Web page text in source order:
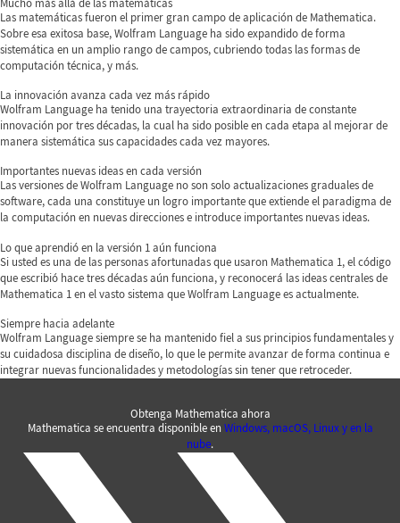
Las matemáticas fueron el primer gran campo de aplicación de Mathematica.
Sobre esa exitosa base, Wolfram Language ha sido expandido de forma
sistemática en un amplio rango de campos, cubriendo todas las formas de
computación técnica, y más.
La innovación avanza cada vez más rápido
Wolfram Language ha tenido una trayectoria extraordinaria de constante
innovación por tres décadas, la cual ha sido posible en cada etapa al mejorar de
manera sistemática sus capacidades cada vez mayores.
Importantes nuevas ideas en cada versión
Las versiones de Wolfram Language no son solo actualizaciones graduales de
software, cada una constituye un logro importante que extiende el paradigma de
la computación en nuevas direcciones e introduce importantes nuevas ideas.
Lo que aprendió en la versión 1 aún funciona
Si usted es una de las personas afortunadas que usaron Mathematica 1, el código
que escribió hace tres décadas aún funciona, y reconocerá las ideas centrales de
Mathematica 1 en el vasto sistema que Wolfram Language es actualmente.
Siempre hacia adelante
Wolfram Language siempre se ha mantenido fiel a sus principios fundamentales y
su cuidadosa disciplina de diseño, lo que le permite avanzar de forma continua e
integrar nuevas funcionalidades y metodologías sin tener que retroceder.
Obtenga Mathematica ahora
Mathematica se encuentra disponible enWindows, macOS, Linux y en la
nube.